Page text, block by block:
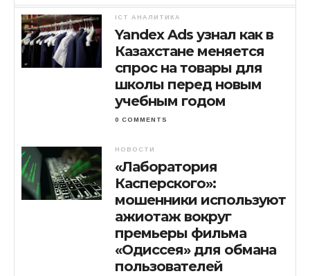
ICT АНАЛИТИКА
Yandex Ads узнал как в
Казахстане меняется
спрос на товары для
школы перед новым
учебным годом
0 COMMENTS
НОВОСТИ
«Лаборатория
Касперского»:
мошенники используют
ажиотаж вокруг
премьеры фильма
«Одиссея» для обмана
пользователей